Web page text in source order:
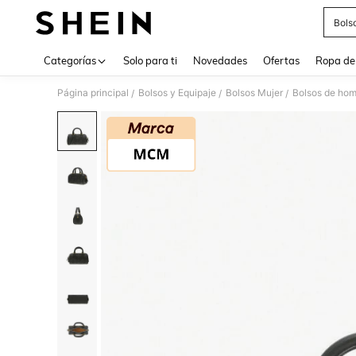
Categorías Solo para ti Novedades Ofertas Ropa
Página principal / Bolsos y Equipaje / Bolsos Mujer / Bolsos de